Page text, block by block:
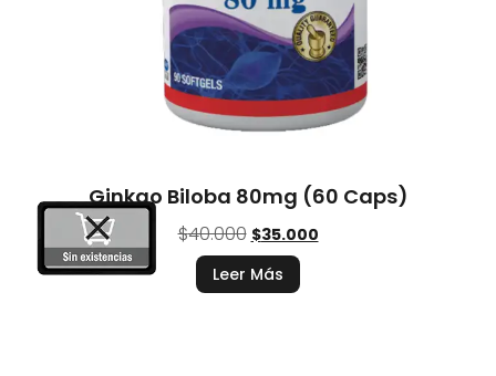
Ginkgo Biloba 80mg (60 Caps)
$40.000 $35.000
Leer Más